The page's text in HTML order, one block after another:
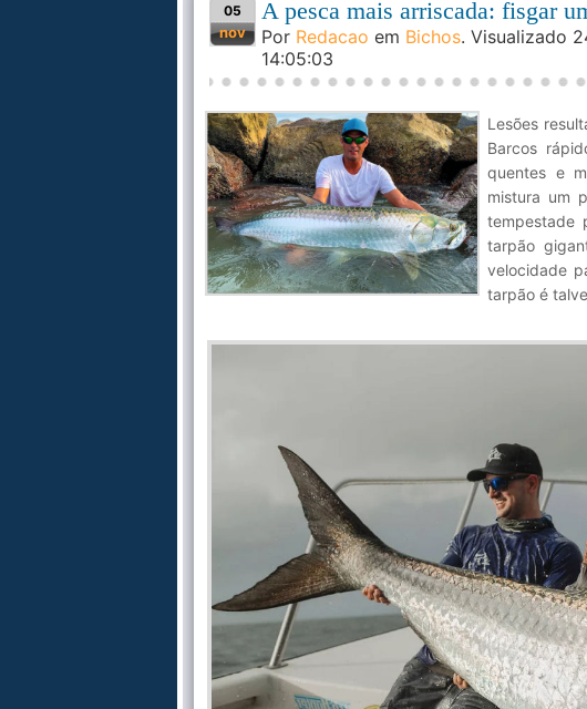
05
nov
A pesca mais arriscada: fisgar
Por Redacao em Bichos. Visualizado
14:05:03
Lesões
Barcos
quentes e
mistura um
tempestade
tarpão
velocidade
tarpão é